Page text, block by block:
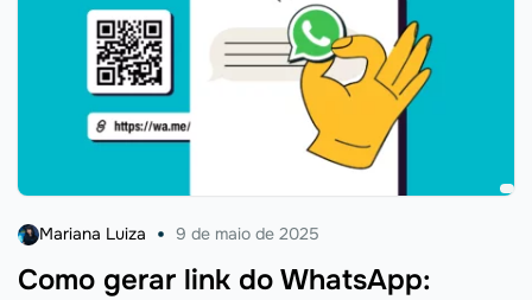
Como gerar link do WhatsApp:
Mariana Luiza 9 de maio de 2025